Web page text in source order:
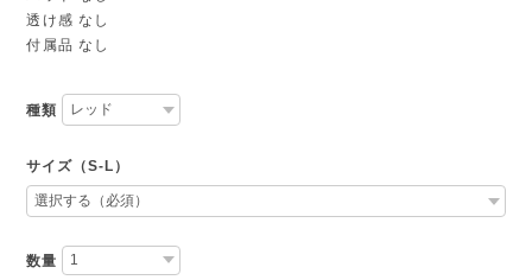
透け感 なし
付属品 なし
種類
サイズ（S-L）
数量